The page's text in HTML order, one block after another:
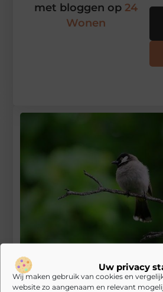
Uw privacy
Wij maken gebruik van cookies en
website zo aangenaam en relevant
Comfort en Natuurgeluiden: Tierra
Zwitscherbox met
met bloggen op 24
Wonen